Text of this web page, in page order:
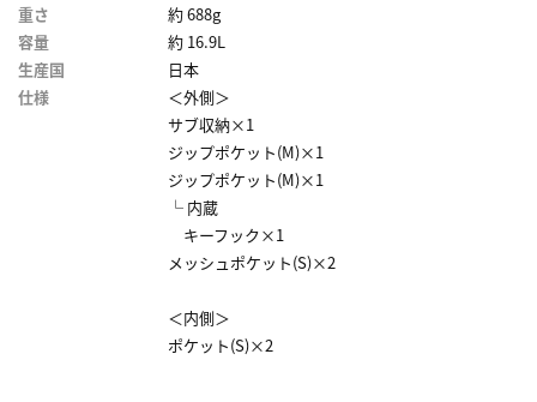
重さ
約 688g
容量
約 16.9L
生産国
日本
仕様
＜外側＞
サブ収納×1
ジップポケット(M)×1
ジップポケット(M)×1
└ 内蔵
キーフック×1
メッシュポケット(S)×2
＜内側＞
ポケット(S)×2